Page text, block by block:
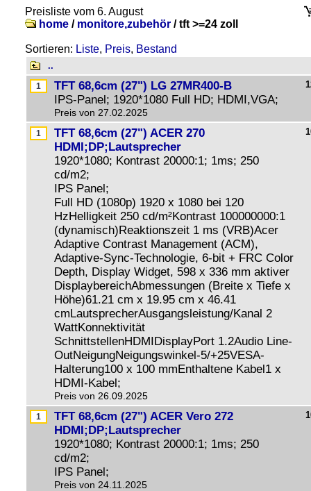
Preisliste vom 6. August
home / monitore,zubehör /tft >=24 zoll
Sortieren: Liste, Preis, Bestand
..
TFT 68,6cm (27") LG 27MR400-B
IPS-Panel; 1920*1080 Full HD; HDMI,VGA;
Preis von 27.02.2025
TFT 68,6cm (27") ACER 270
HDMI;DP;Lautsprecher
1920*1080; Kontrast 20000:1; 1ms; 250
cd/m2;
IPS Panel;
Full HD (1080p) 1920 x 1080 bei 120
HzHelligkeit 250 cd/m²Kontrast 100000000:1
(dynamisch)Reaktionszeit 1 ms (VRB)Acer
Adaptive Contrast Management (ACM),
Adaptive-Sync-Technologie, 6-bit + FRC Color
Depth, Display Widget, 598 x 336 mm aktiver
DisplaybereichAbmessungen (Breite x Tiefe x
Höhe)61.21 cm x 19.95 cm x 46.41
cmLautsprecherAusgangsleistung/Kanal 2
WattKonnektivität
SchnittstellenHDMIDisplayPort 1.2Audio Line-
OutNeigungNeigungswinkel-5/+25VESA-
Halterung100 x 100 mmEnthaltene Kabel1 x
HDMI-Kabel;
Preis von 26.09.2025
TFT 68,6cm (27") ACER Vero 272
HDMI;DP;Lautsprecher
1920*1080; Kontrast 20000:1; 1ms; 250
cd/m2;
IPS Panel;
Preis von 24.11.2025